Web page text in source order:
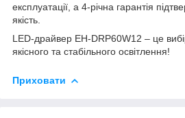
експлуатації, а 4-річна гарантія
якість.
LED-драйвер EH-DRP60W12 – це
якісного та стабільного освітлення!
Приховати